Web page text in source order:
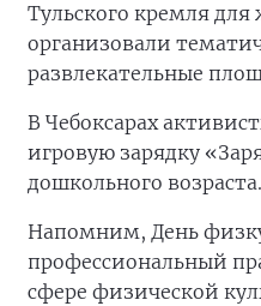
Тульского кремля
организовали
развлекательные
В Чебоксарах
игровую зарядку
дошкольного возраста.
Напомним, День
профессиональный
сфере физической